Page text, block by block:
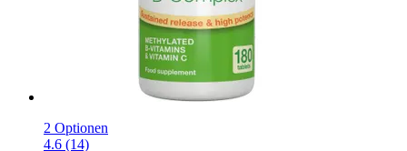
2 Optionen
4.6 (14)